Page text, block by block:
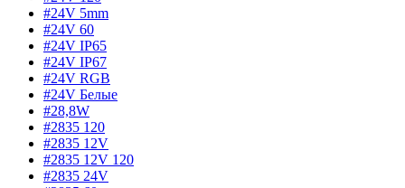
#24V 5mm
#24V 60
#24V IP65
#24V IP67
#24V RGB
#24V Белые
#28,8W
#2835 120
#2835 12V
#2835 12V 120
#2835 24V